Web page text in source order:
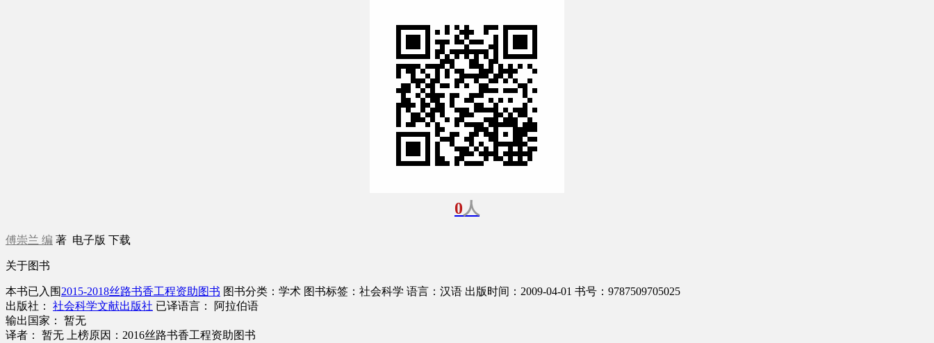
0人
傅崇兰 编 著 电子版 下载
关于图书
本书已入围 2015-2018丝路书香工程资助图书 图书分类：学术 图书标签：社会科学 语言：汉语 出版时间：2009-04-01 书号：9787509705025
出版社： 社会科学文献出版社 已译语言： 阿拉伯语
输出国家： 暂无
译者： 暂无
上榜原因：2016丝路书香工程资助图书